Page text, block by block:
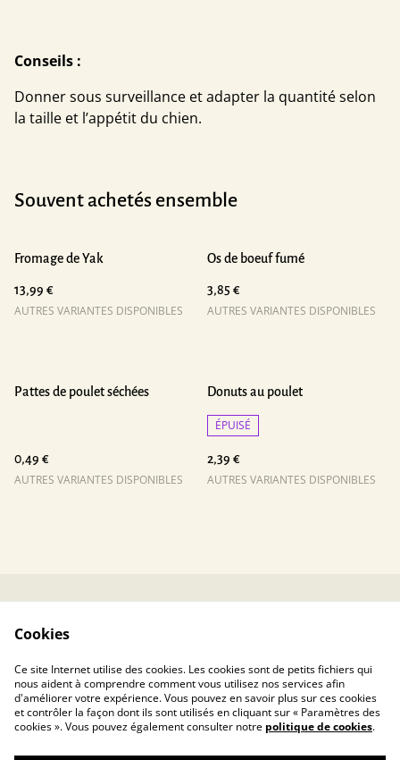
Conseils :
Donner sous surveillance et adapter la quantité selon
la taille et l’appétit du chien.
Souvent achetés ensemble
Fromage de Yak
13,99 €
AUTRES VARIANTES DISPONIBLES
Os de boeuf fumé
3,85 €
AUTRES VARIANTES DISPONIBLES
Pattes de poulet séchées
0,49 €
AUTRES VARIANTES DISPONIBLES
Donuts au poulet
ÉPUISÉ
2,39 €
AUTRES VARIANTES DISPONIBLES
Cookies
Ce site Internet utilise des cookies. Les cookies sont de petits fichiers qui
nous aident à comprendre comment vous utilisez nos services afin
d'améliorer votre expérience. Vous pouvez en savoir plus sur ces cookies
et contrôler la façon dont ils sont utilisés en cliquant sur « Paramètres des
cookies ». Vous pouvez également consulter notre politique de cookies.